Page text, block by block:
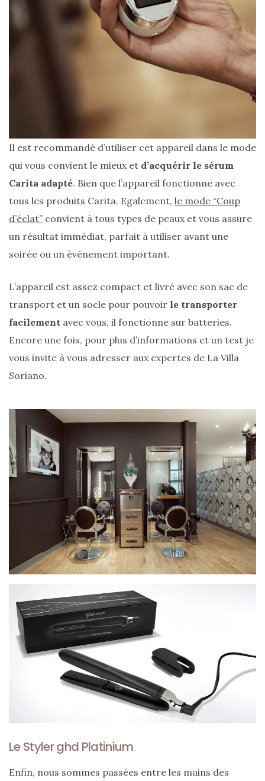
Il est recommandé d’utiliser cet appareil dans le mode
qui vous convient le mieux et d’acquérir le sérum
Carita adapté. Bien que l’appareil fonctionne avec
tous les produits Carita. Egalement, le mode “Coup
d’éclat” convient à tous types de peaux et vous assure
un résultat immédiat, parfait à utiliser avant une
soirée ou un événement important.
L’appareil est assez compact et livré avec son sac de
transport et un socle pour pouvoir le transporter
facilement avec vous, il fonctionne sur batteries.
Encore une fois, pour plus d’informations et un test je
vous invite à vous adresser aux expertes de La Villa
Soriano.
Le Styler ghd Platinium
Enfin, nous sommes passées entre les mains des